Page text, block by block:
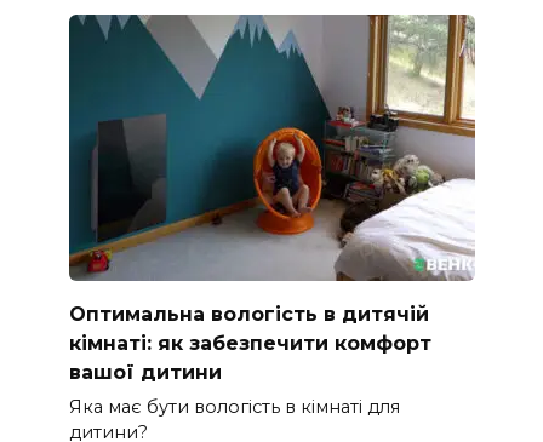
Оптимальна вологість в дитячій
кімнаті: як забезпечити комфорт
вашої дитини
Яка має бути вологість в кімнаті для
дитини?